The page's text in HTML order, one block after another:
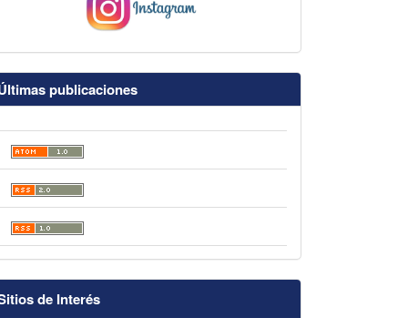
publicaciones
de Interés